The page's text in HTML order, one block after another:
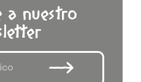
a nuestro